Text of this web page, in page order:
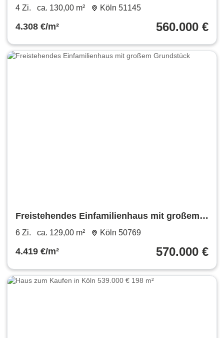
4 Zi. ca. 130,00 m² Köln 51145
4.308 €/m² 560.000 €
Freistehendes Einfamilienhaus mit großem
Grundstück
6 Zi. ca. 129,00 m² Köln 50769
4.419 €/m² 570.000 €